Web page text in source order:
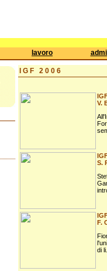
lavoro
IGF 2006
V.
S.
F.
di li...